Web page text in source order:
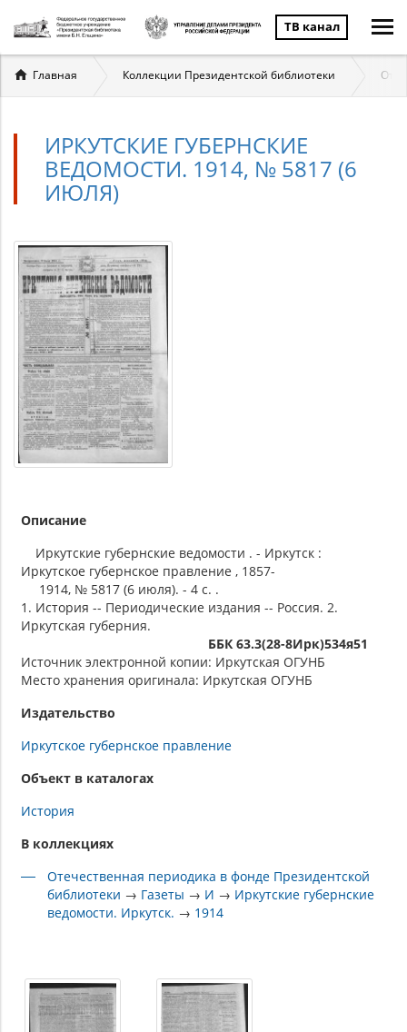
ТВ канал
Вы
здесь
Главная Коллекции Президентской библиотеки
ИРКУТСКИЕ ГУБЕРНСКИЕ
ВЕДОМОСТИ. 1914, № 5817 (6
ИЮЛЯ)
Описание
Иркутские губернские ведомости . - Иркутск :
Иркутское губернское правление , 1857-
1914, № 5817 (6 июля). - 4 с. .
1. История -- Периодические издания -- Россия. 2.
Иркутская губерния.
ББК 63.3(28-8Ирк)534я51
Источник электронной копии: Иркутская ОГУНБ
Место хранения оригинала: Иркутская ОГУНБ
Издательство
Иркутское губернское правление
Объект в каталогах
История
В коллекциях
Отечественная периодика в фонде Президентской
библиотеки → Газеты → И → Иркутские губернские
ведомости. Иркутск. → 1914